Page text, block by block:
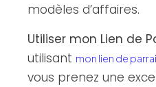
modèles d’affaires.
Utiliser mon Lien de
utilisant mon lien de
vous prenez une